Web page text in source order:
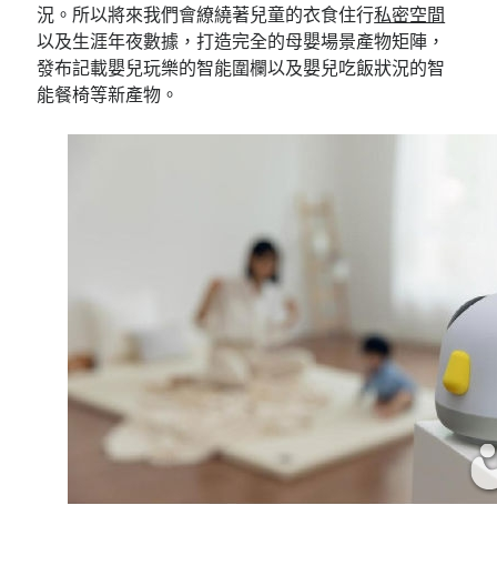
況。所以將來我們會繚繞著兒童的衣食住行私密空間
以及生涯年夜數據，打造完全的母嬰場景產物矩陣，
發布記載嬰兒玩樂的智能圍欄以及嬰兒吃飯狀況的智
能餐椅等新產物。